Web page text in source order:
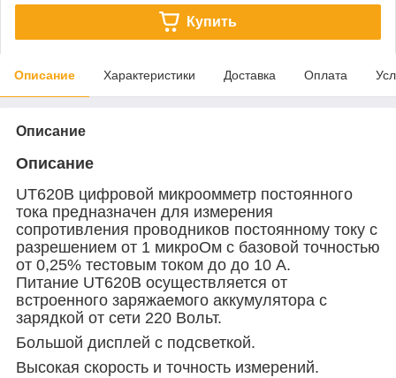
Купить
Описание Характеристики Доставка Оплата
Описание
Описание
UT620B цифровой микроомметр постоянного
тока предназначен для измерения
сопротивления проводников постоянному току с
разрешением от 1 микроОм с базовой точностью
от 0,25% тестовым током до до 10 А.
Питание UT620B осуществляется от
встроенного заряжаемого аккумулятора с
зарядкой от сети 220 Вольт.
Большой дисплей с подсветкой.
Высокая скорость и точность измерений.